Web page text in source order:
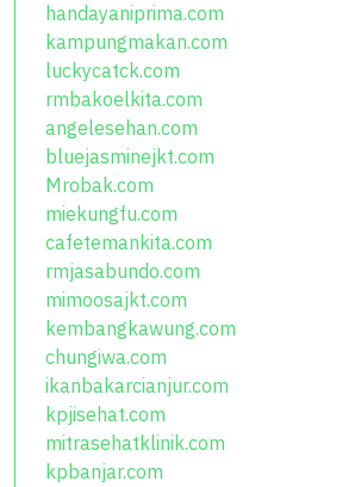
handayaniprima.com
kampungmakan.com
luckycatck.com
rmbakoelkita.com
angelesehan.com
bluejasminejkt.com
Mrobak.com
miekungfu.com
cafetemankita.com
rmjasabundo.com
mimoosajkt.com
kembangkawung.com
chungiwa.com
ikanbakarcianjur.com
kpjisehat.com
mitrasehatklinik.com
kpbanjar.com